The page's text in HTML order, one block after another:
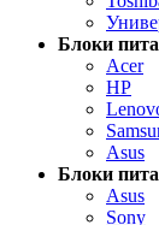
Блоки
Acer
HP
Asus
Блоки
Asus
Sony